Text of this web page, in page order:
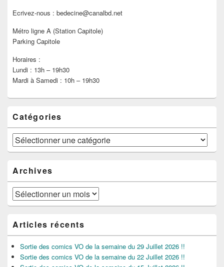
Ecrivez-nous : bedecine@canalbd.net
Métro ligne A (Station Capitole)
Parking Capitole
Horaires :
Lundi : 13h – 19h30
Mardi à Samedi : 10h – 19h30
Catégories
Catégories
Archives
Archives
Articles récents
Sortie des comics VO de la semaine du 29 Juillet 2026 !!
Sortie des comics VO de la semaine du 22 Juillet 2026 !!